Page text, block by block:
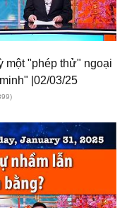
một "phép thử" ngoại
|02/03/25